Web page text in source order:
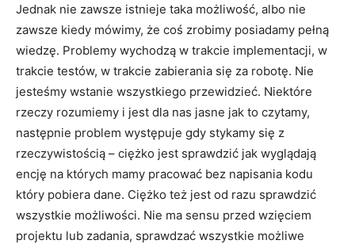
Jednak nie zawsze istnieje taka możliwość, albo nie
zawsze kiedy mówimy, że coś zrobimy posiadamy pełną
wiedzę. Problemy wychodzą w trakcie implementacji, w
trakcie testów, w trakcie zabierania się za robotę. Nie
jesteśmy wstanie wszystkiego przewidzieć. Niektóre
rzeczy rozumiemy i jest dla nas jasne jak to czytamy,
następnie problem występuje gdy stykamy się z
rzeczywistością – ciężko jest sprawdzić jak wyglądają
encję na których mamy pracować bez napisania kodu
który pobiera dane. Ciężko też jest od razu sprawdzić
wszystkie możliwości. Nie ma sensu przed wzięciem
projektu lub zadania, sprawdzać wszystkie możliwe